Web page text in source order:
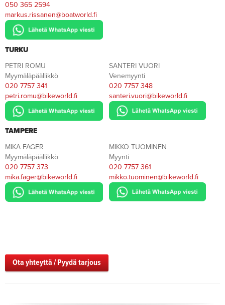
050 365 2594
markus.rissanen@boatworld.fi
TURKU
PETRI ROMU
Myymäläpäällikkö
020 7757 341
petri.romu@bikeworld.fi
SANTERI VUORI
Venemyynti
020 7757 348
santeri.vuori@bikeworld.fi
TAMPERE
MIKA FAGER
Myymäläpäällikkö
020 7757 373
mika.fager@bikeworld.fi
MIKKO TUOMINEN
Myynti
020 7757 361
mikko.tuominen@bikeworld.fi
Ota yhteyttä / Pyydä tarjous